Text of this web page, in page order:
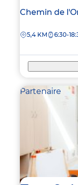
Adresse
la
Chemin de
DISTANCE
5,4 KM 6:30-
Partenaire